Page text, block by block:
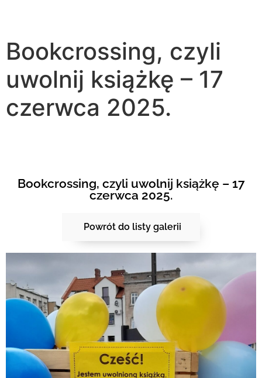
Bookcrossing, czyli
uwolnij książkę – 17
czerwca 2025.
Bookcrossing, czyli uwolnij książkę – 17
czerwca 2025.
Powrót do listy galerii